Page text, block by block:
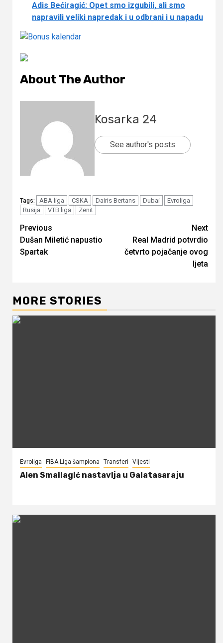
Adis Bećiragić: Opet smo izgubili, ali smo
napravili veliki napredak i u odbrani i u napadu
About The Author
Kosarka 24
See author's posts
Tags: ABA liga CSKA Dairis Bertans Dubai
Evroliga
Rusija
VTB liga Zenit
Continue
Reading
Previous
Dušan Miletić napustio
Spartak
Next
Real Madrid potvrdio
četvrto pojačanje ovog
ljeta
MORE STORIES
Evroliga FIBA Liga šampiona Transferi Vijesti
Alen Smailagić nastavlja u Galatasaraju